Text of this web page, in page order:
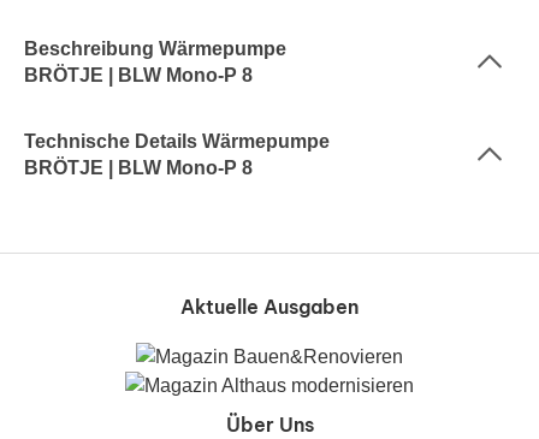
Beschreibung Wärmepumpe
BRÖTJE | BLW Mono-P 8
Technische Details Wärmepumpe
BRÖTJE | BLW Mono-P 8
Aktuelle Ausgaben
Über Uns